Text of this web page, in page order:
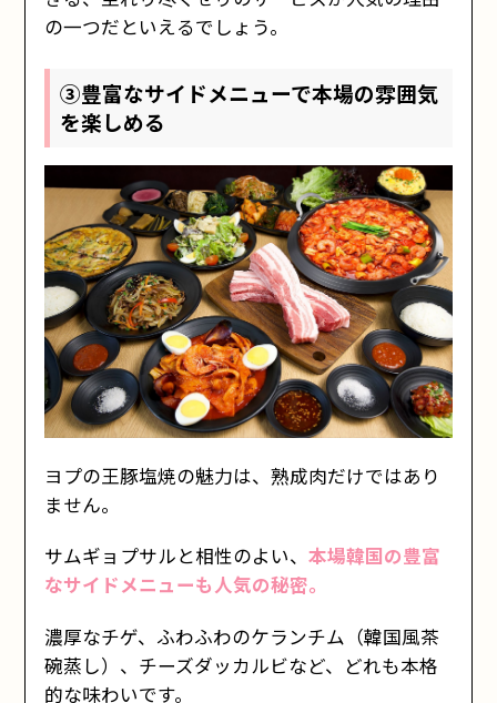
の一つだといえるでしょう。
③豊富なサイドメニューで本場の雰囲気
を楽しめる
ヨプの王豚塩焼の魅力は、熟成肉だけではあり
ません。
サムギョプサルと相性のよい、本場韓国の豊富
なサイドメニューも人気の秘密。
濃厚なチゲ、ふわふわのケランチム（韓国風茶
碗蒸し）、チーズダッカルビなど、どれも本格
的な味わいです。